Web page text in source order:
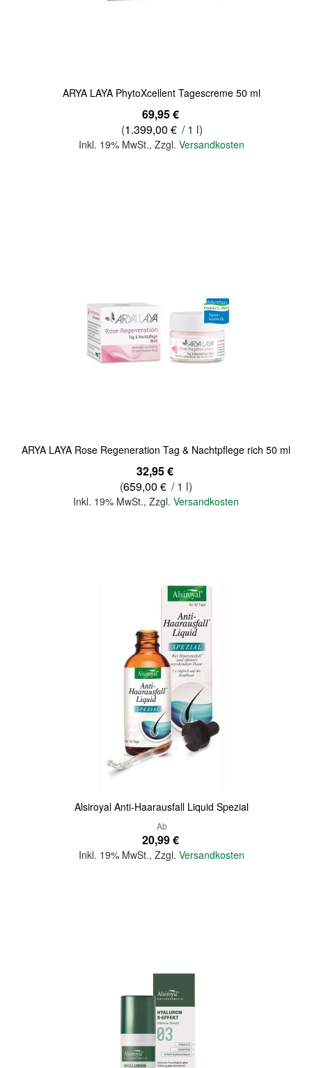
ARYA LAYA PhytoXcellent Tagescreme 50 ml
69,95 €
(1.399,00 € / 1 l)
Inkl. 19% MwSt.,Zzgl.Versandkosten
ARYA LAYA Rose Regeneration Tag & Nachtpflege rich 50 ml
32,95 €
(659,00 € / 1 l)
Inkl. 19% MwSt., Zzgl. Versandkosten
Alsiroyal Anti-Haarausfall Liquid Spezial
Ab
20,99 €
Inkl. 19% MwSt.,Zzgl.Versandkosten